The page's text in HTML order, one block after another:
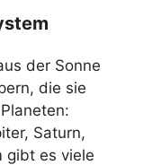
der Sonne
die sie
Saturn,
gibt es viele